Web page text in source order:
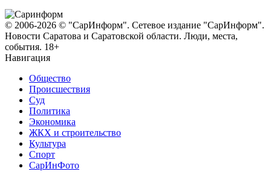
© 2006-2026 © "СарИнформ". Сетевое издание "СарИнформ".
Новости Саратова и Саратовской области. Люди, места,
события. 18+
Навигация
Общество
Происшествия
Суд
Политика
Экономика
ЖКХ и строительство
Культура
Спорт
СарИнФото